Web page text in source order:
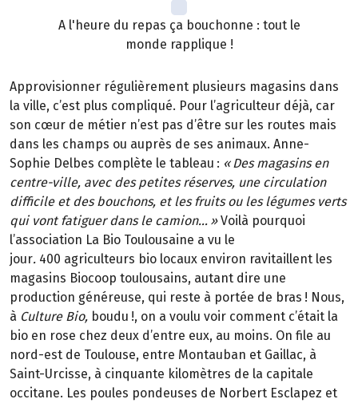
A l'heure du repas ça bouchonne : tout le
monde rapplique !
Approvisionner régulièrement plusieurs magasins dans
la ville, c’est plus compliqué. Pour l’agriculteur déjà, car
son cœur de métier n’est pas d’être sur les routes mais
dans les champs ou auprès de ses animaux. Anne-
Sophie Delbes complète le tableau : « Des magasins en
centre-ville, avec des petites réserves, une circulation
difficile et des bouchons, et les fruits ou les légumes verts
qui vont fatiguer dans le camion… » Voilà pourquoi
l’association La Bio Toulousaine a vu le
jour. 400 agriculteurs bio locaux environ ravitaillent les
magasins Biocoop toulousains, autant dire une
production généreuse, qui reste à portée de bras ! Nous,
à Culture Bio, boudu !, on a voulu voir comment c’était la
bio en rose chez deux d’entre eux, au moins. On file au
nord-est de Toulouse, entre Montauban et Gaillac, à
Saint-Urcisse, à cinquante kilomètres de la capitale
occitane. Les poules pondeuses de Norbert Esclapez et